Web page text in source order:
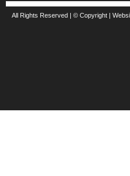
All Rights Reserved | © Copyright |